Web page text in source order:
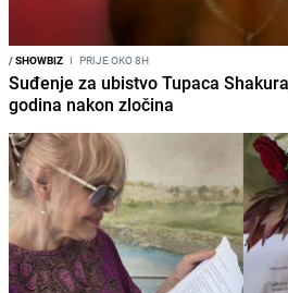
/SHOWBIZ I PRIJE OKO 8H
Suđenje za ubistvo Tupaca
godina nakon zločina